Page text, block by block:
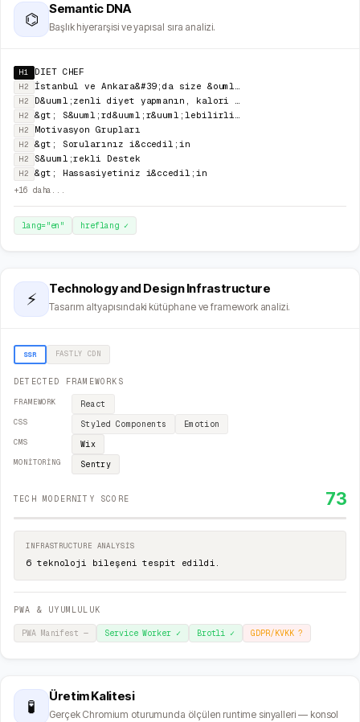
⌬
Semantic DNA
Başlık hiyerarşisi ve yapısal sıra analizi.
H1 DIET CHEF
H2 İstanbul ve Ankara&#39;da size &ouml;zel&nbsp;adrese teslim diyet yemekleri.
H2 D&uuml;zenli diyet yapmanın, kalori hesaplamanın, porsiyonlarınızı her seferinde &ouml;l&ccedil;meni
H2 &gt; S&uuml;rd&uuml;r&uuml;lebilirlik i&ccedil;in
H2 Motivasyon Grupları
H2 &gt; Sorularınız i&ccedil;in
H2 S&uuml;rekli Destek
H2 &gt; Hassasiyetiniz i&ccedil;in
+16 daha...
lang="en " hreflang ✓
⚡
Technology and Design Infrastructure
Tasarım altyapısındaki kütüphane ve framework analizi.
SSR FASTLY CDN
DETECTED FRAMEWORKS
FRAMEWORK React
CSS Styled Components Emotion
CMS Wix
MONITORING Sentry
TECH MODERNITY SCORE 73
INFRASTRUCTURE ANALYSIS
6 teknoloji bileşeni tespit edildi.
PWA & UYUMLULUK
PWA Manifest— Service Worker ✓ Brotli✓ GDPR/KVKK?
🧪
Üretim Kalitesi
Gerçek Chromium oturumunda ölçülen runtime sinyalleri — konsol